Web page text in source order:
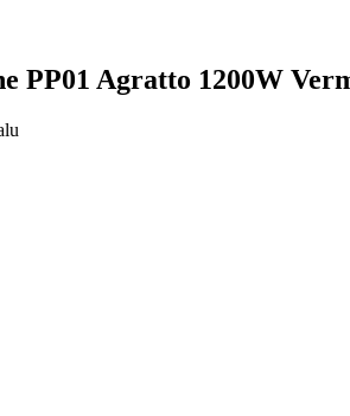
PP01 Agratto 1200W